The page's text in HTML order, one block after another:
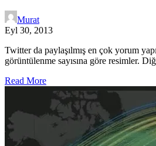
Murat
Eyl 30, 2013
Twitter da paylaşılmış en çok yorum
görüntülenme sayısına göre resimler.
Read More